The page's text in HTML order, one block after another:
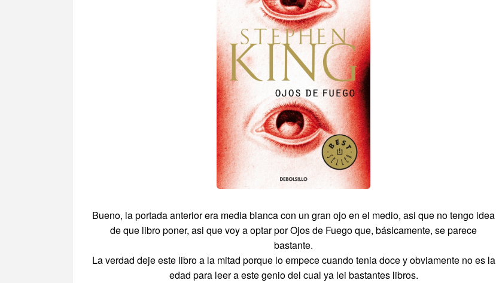
Bueno, la portada anterior era media blanca con un gran ojo en el medio, asi que no tengo idea
de que libro poner, asi que voy a optar por Ojos de Fuego que, básicamente, se parece
bastante.
La verdad deje este libro a la mitad porque lo empece cuando tenia doce y obviamente no es la
edad para leer a este genio del cual ya lei bastantes libros.